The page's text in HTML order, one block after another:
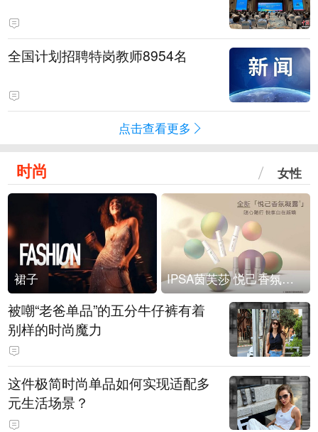
全国计划招聘特岗教师8954名
点击查看更多
时尚 女性
裙子 IPSA茵芙莎 悦己香氛凝露上市
被嘲“老爸单品”的五分牛仔裤有着
别样的时尚魔力
这件极简时尚单品如何实现适配多
元生活场景？